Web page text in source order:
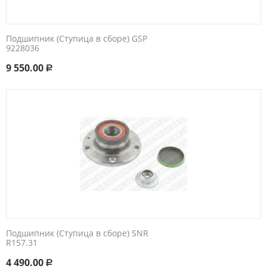
Подшипник (Cтупица в сборе) GSP
9228036
9 550.00 Р
Подшипник (Cтупица в сборе) SNR
R157.31
4 490.00 Р